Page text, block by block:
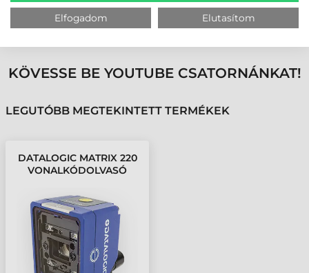
MEGBÍZHAT BENNÜNK! ISMERJE MEG
KÖVESSE BE YOUTUBE CSATORNÁNKAT!
LEGUTÓBB MEGTEKINTETT TERMÉKEK
DATALOGIC MATRIX 220
VONALKÓDOLVASÓ
Elfogadom Elutasítom